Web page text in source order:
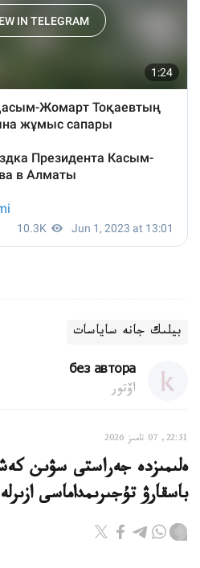
بيلىك جانە ساياسات
без автора
اۆتور
22:31, 07 تامىز 2026
ەلىمىزدە جەراستى سۋىن
باسقارۋ تۇجىرىمداماسى